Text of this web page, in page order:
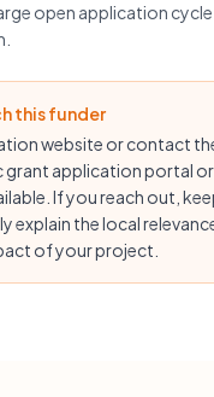
open application
this funder
website or contact
grant application portal
If you reach out,
explain the local
of your project.